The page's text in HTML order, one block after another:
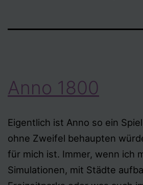
Anno 1800
Eigentlich ist Anno so ein
ohne Zweifel behaupten
für mich ist. Immer, wenn ich
Simulationen, mit Städte